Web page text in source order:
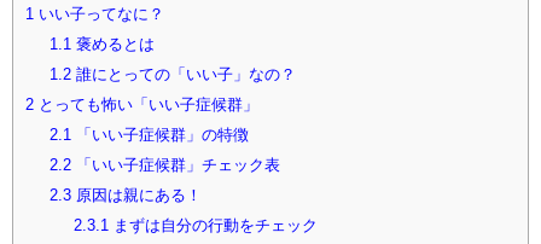
1 いい子ってなに？
1.1褒めるとは
1.2誰にとっての「いい子」なの？
2 とっても怖い「いい子症候群」
2.1「いい子症候群」の特徴
2.2「いい子症候群」チェック表
2.3原因は親にある！
2.3.1まずは自分の行動をチェック